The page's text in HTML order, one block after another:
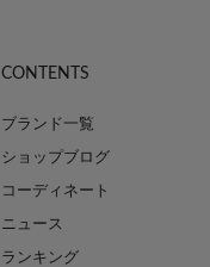
CONTENTS
ブランド一覧
ショップブログ
コーディネート
ニュース
ランキング